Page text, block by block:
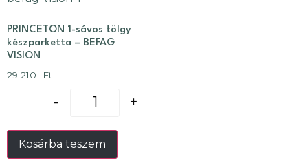
PRINCETON 1-sávos tölgy
készparketta – BEFAG
VISION
29 210 Ft
- +
Kosárba teszem